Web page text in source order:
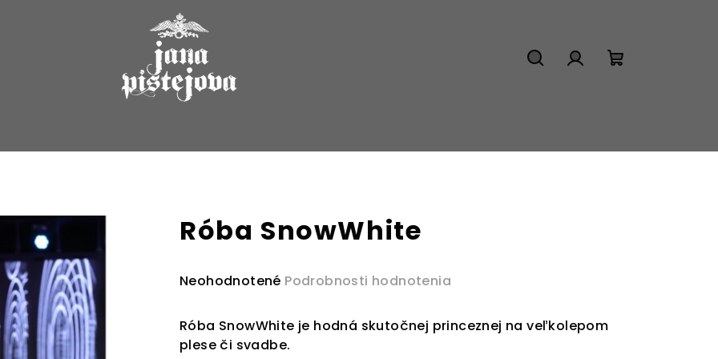
Róba SnowWhite
Priemerné
produktu
je
Neohodnotené Podrobnosti hodnotenia
Róba SnowWhite je hodná skutočnej princeznej na veľkolepom
plese či svadbe.